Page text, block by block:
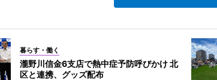
暮らす・働く
瀧野川信金6支店で熱中症予防呼びかけ 北
区と連携、グッズ配布